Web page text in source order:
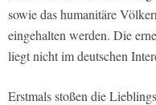
sowie das humanitäre
eingehalten werden. Die
liegt nicht im deutschen
Erstmals stoßen die